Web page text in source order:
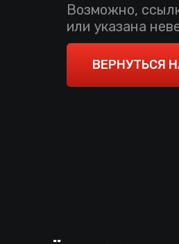
Возможно,
или указана
ВЕРНУТЬСЯ